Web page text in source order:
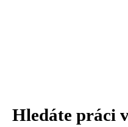
Hledáte práci